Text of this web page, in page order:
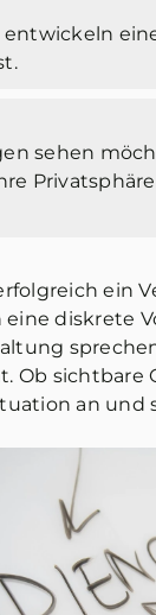
sehen
ein
diskrete
Ob sichtbare
an und